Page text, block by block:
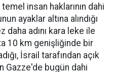
temel insan haklarının dahi
ayaklar altına alındığı
daha adını kara leke ile
10 km genişliğinde bir
İsrail tarafından açık
Gazze'de bugün dahi